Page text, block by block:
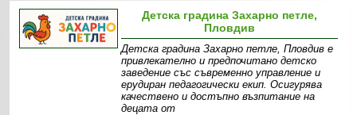
Детска градина Захарно петле,
Пловдив
Детска градина Захарно петле, Пловдив е
привлекателно и предпочитано детско
заведение със съвременно управление и
ерудиран педагогически екип. Осигурява
качествено и достъпно възпитание на
децата от